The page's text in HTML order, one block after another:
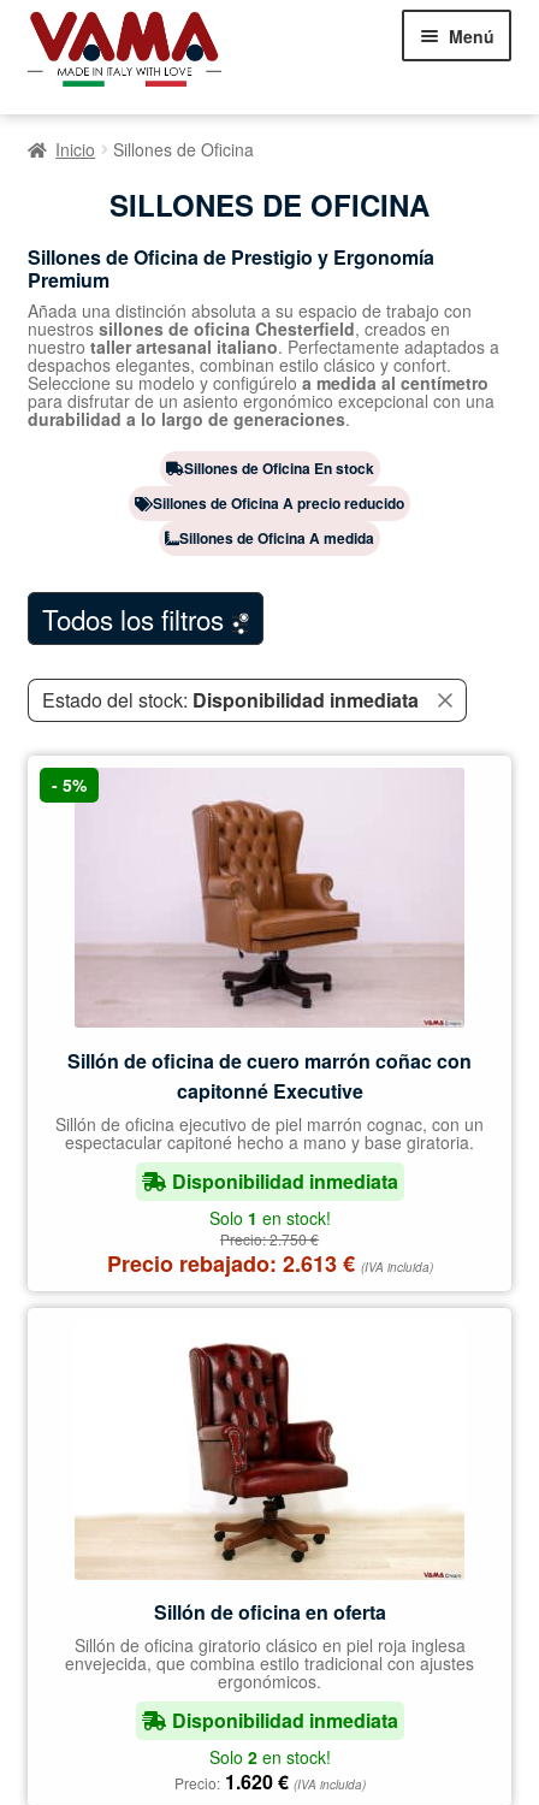
Saltar
navegación
Ir
al
contenido
Menú
Sofás Chesterfield
infantil
Sillones Chesterfield
Sillones de Oficina
Sillones Clásicos
Sillones Modernos
Showroom Milán
Comentarios de los clientes
Contáctanos
Inicio Sillones de Oficina
SILLONES DE OFICINA
Sillones de Oficina de Prestigio y Ergonomía
Premium
Añada una distinción absoluta a su espacio de trabajo con
nuestros sillones de oficina Chesterfield, creados en
nuestro taller artesanal italiano. Perfectamente adaptados a
despachos elegantes, combinan estilo clásico y confort.
Seleccione su modelo y configúrelo a medida al centímetro
para disfrutar de un asiento ergonómico excepcional con una
durabilidad a lo largo de generaciones.
Sillones de Oficina En stock
Sillones de Oficina A precio reducido
Sillones de Oficina A medida
Todos los filtros
Estado del stock: Disponibilidad inmediata
Sillón de oficina de cuero marrón coñac con
capitonné Executive
Sillón de oficina ejecutivo de piel marrón cognac, con un
espectacular capitoné hecho a mano y base giratoria.
- 5%
Disponibilidad inmediata
Solo 1 en stock!
Precio:2.750€
Precio rebajado: 2.613€ (IVA incluida)
Sillón de oficina en oferta
Sillón de oficina giratorio clásico en piel roja inglesa
envejecida, que combina estilo tradicional con ajustes
ergonómicos.
Disponibilidad inmediata
Solo 2en stock!
Precio: 1.620€ (IVA incluida)